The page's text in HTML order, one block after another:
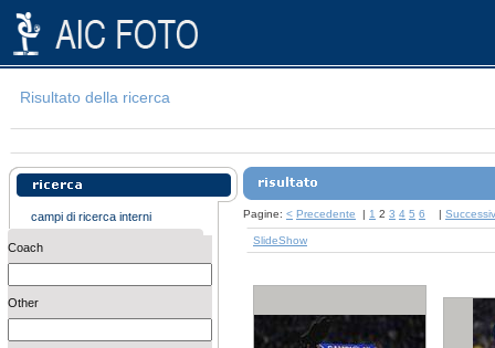
Risultato della ricerca
campi di ricerca interni
Coach
Other
Pagine: < Precedente | 1 2 3 4 5 6 |
SlideShow